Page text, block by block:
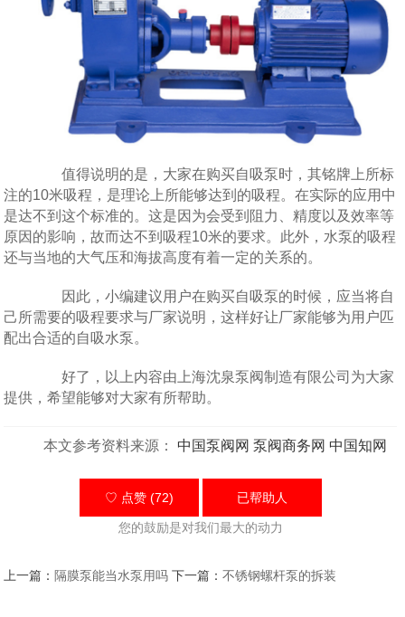
值得说明的是，大家在购买自吸泵时，其铭牌上所标
注的10米吸程，是理论上所能够达到的吸程。在实际的应用中
是达不到这个标准的。这是因为会受到阻力、精度以及效率等
原因的影响，故而达不到吸程10米的要求。此外，水泵的吸程
还与当地的大气压和海拔高度有着一定的关系的。
因此，小编建议用户在购买自吸泵的时候，应当将自
己所需要的吸程要求与厂家说明，这样好让厂家能够为用户匹
配出合适的自吸水泵。
好了，以上内容由上海沈泉泵阀制造有限公司为大家
提供，希望能够对大家有所帮助。
本文参考资料来源： 中国泵阀网 泵阀商务网 中国知网
♡ 点赞 (72) 已帮助 人
您的鼓励是对我们最大的动力
上一篇：隔膜泵能当水泵用吗 下一篇：不锈钢螺杆泵的拆装